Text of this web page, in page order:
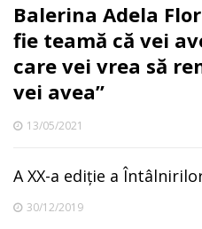
Balerina Adela
fie teamă că vei
care vei vrea să
vei avea”
13/05/2021
A XX-a ediție a
30/12/2019